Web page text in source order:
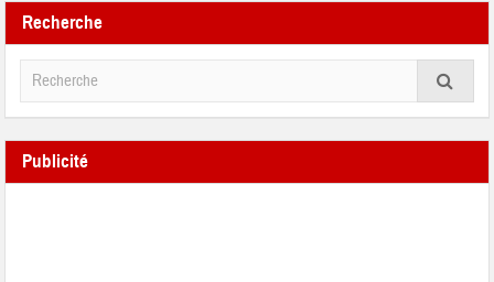
Recherche
Publicité